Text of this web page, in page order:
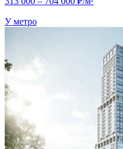
У метро